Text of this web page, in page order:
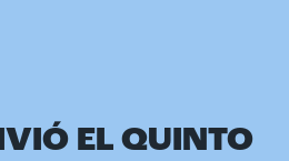
EL QUINTO